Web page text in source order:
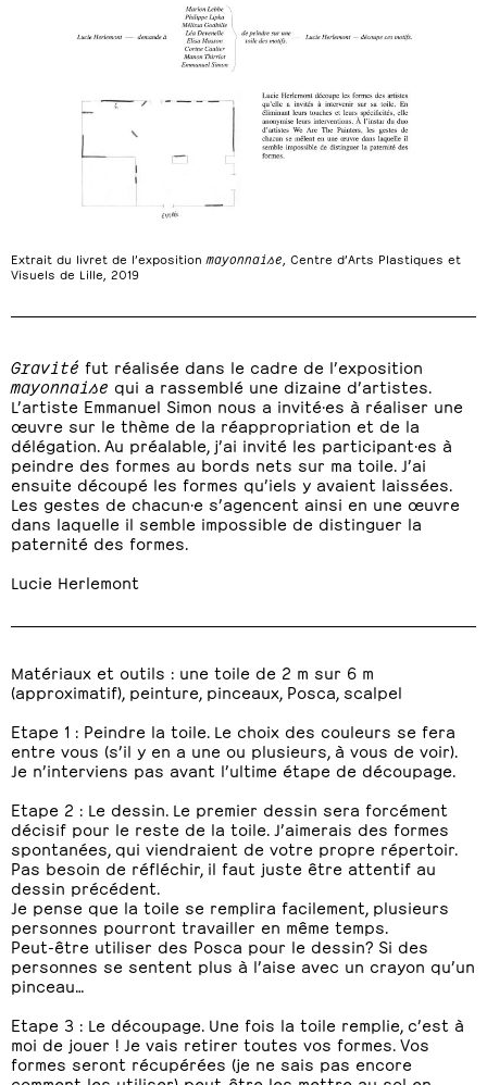
Gravité fut réalisée dans le cadre de l’exposition
mayonnaise qui a rassemblé une dizaine d’artistes.
L’artiste Emmanuel Simon nous a invité·es à réaliser une
œuvre sur le thème de la réappropriation et de la
délégation. Au préalable, j’ai invité les participant·es à
peindre des formes au bords nets sur ma toile. J’ai
ensuite découpé les formes qu’iels y avaient laissées.
Les gestes de chacun·e s’agencent ainsi en une œuvre
dans laquelle il semble impossible de distinguer la
paternité des formes.
Lucie Herlemont
Matériaux et outils : une toile de 2 m sur 6 m
(approximatif), peinture, pinceaux, Posca, scalpel
Etape 1 : Peindre la toile. Le choix des couleurs se fera
entre vous (s’il y en a une ou plusieurs, à vous de voir).
Je n’interviens pas avant l’ultime étape de découpage.
Etape 2 : Le dessin. Le premier dessin sera forcément
décisif pour le reste de la toile. J’aimerais des formes
spontanées, qui viendraient de votre propre répertoir.
Pas besoin de réfléchir, il faut juste être attentif au
dessin précédent.
Je pense que la toile se remplira facilement, plusieurs
personnes pourront travailler en même temps.
Peut-être utiliser des Posca pour le dessin? Si des
personnes se sentent plus à l’aise avec un crayon qu’un
pinceau…
Etape 3 : Le découpage. Une fois la toile remplie, c’est à
moi de jouer ! Je vais retirer toutes vos formes. Vos
formes seront récupérées (je ne sais pas encore
Extrait du livret de l’exposition mayonnaise , Centre d’Arts Plastiques et
Visuels de Lille, 2019